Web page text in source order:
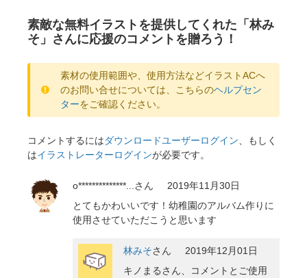
素敵な無料イラストを提供してくれた「林み
そ」さんに応援のコメントを贈ろう！
素材の使用範囲や、使用方法などイラストACへ
のお問い合せについては、こちらのヘルプセン
ターをご確認ください。
コメントするにはダウンロードユーザーログイン 、もしく
はイラストレーターログインが必要です。
o**************... さん
2019年11月30日
とてもかわいいです！幼稚園のアルバム作りに
使用させていただこうと思います
林みそさん
2019年12月01日
キノまるさん、コメントとご使用